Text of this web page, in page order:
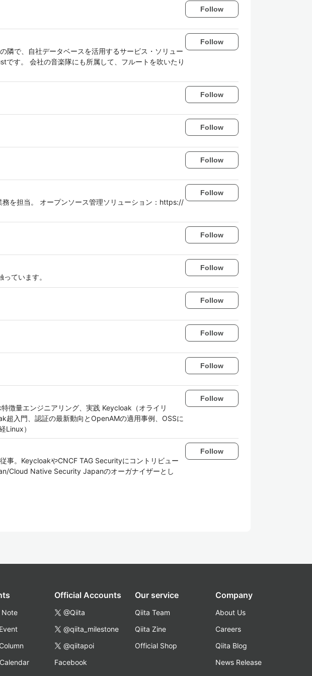
Follow
隣で、自社データベースを活用するサービス・ソリュー
す。 会社の音楽隊にも所属して、フルートを吹いたり
Follow
Follow
Follow
Follow
を担当。 オープンソース管理ソリューション：https://
Follow
Follow
ています。
Follow
Follow
Follow
Follow
徴量エンジニアリング、実践 Keycloak（オライリ
入門、認証の最新動向とOpenAMの適用事例、OSSに
Linux）
Follow
事。KeycloakやCNCF TAG Securityにコントリビュー
Cloud Native Security Japanのオーガナイザーとし
Follow
Note
Official Accounts
@Qiita
@qiita_milestone
@qiitapoi
Facebook
Our service
Qiita Team
Qiita Zine
Official Shop
Company
About Us
Careers
Qiita Blog
News Release